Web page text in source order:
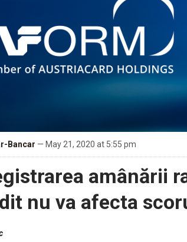
Bancar — May 21, 2020 at 5:55 pm
amânării
nu va afecta